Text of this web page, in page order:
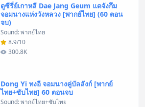
ดูซีรี่ย์เกาหลี Dae Jang Geum แดจังกึม
จอมนางแห่งวังหลวง [พากย์ไทย] (60 ตอน
จบ)
Sound: พากย์ไทย
8.9/10
300.8K
Dong Yi ทงอี จอมนางคู่บัลลังก์ [พากย์
ไทย+ซับไทย] 60 ตอนจบ
Sound: พากย์ไทย+ซับไทย